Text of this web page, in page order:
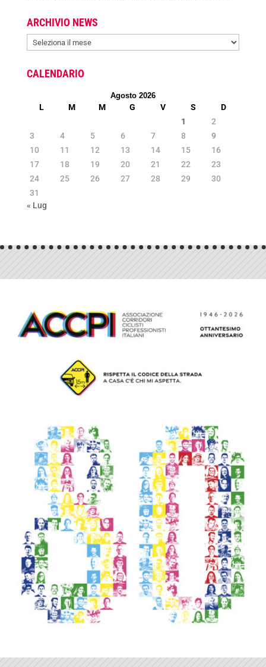
ARCHIVIO NEWS
ARCHIVIO
NEWS
CALENDARIO
Agosto 2026
L M M G V S
D
1
2
3
4 5 6 7 8
9
10
11 12 13 14 15
16
17
18 19 20 21 22
23
24
25 26 27 28 29
30
31
« Lug